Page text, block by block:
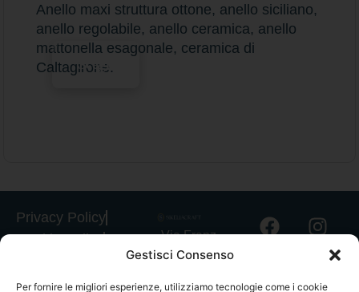
Gestisci Consenso
Per fornire le migliori esperienze, utilizziamo tecnologie come i cookie
Anello maxi struttura ottone, anello siciliano,
anello regolabile, anello ceramica, anello
mattonella esagonale, ceramica di
Caltagirone.
Scegli
Privacy Policy
Cookie Policy
Spedizioni
Via Franz
Fischietti, 15